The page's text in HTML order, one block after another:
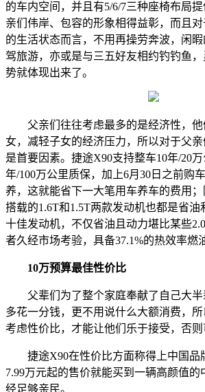
的车内空间，并且有5/6/7三种座椅布局
亲们伟岸、包容的形象相得益彰，而且
的生活状态而言，不用再操劳奔波，闲
驾旅游，亦或是与三五好友相约钓钓鱼
势就体现出来了。
父亲们往往考虑最多的是经济性，他
女，减轻子女的经济压力，所以对于父
是首要因素。捷途X90支持整车10年/20
年/100万公里质保，加上6月30日之前购
养，这就能省下一大笔用车养车的费用
搭载的1.6T和1.5T两款发动机也都是省
十佳发动机，不仅省油且动力堪比某些
者久经市场考验，具备37.1%的热效率燃
10万预算最佳性价比
父辈们为了整个家庭奉献了自己大半
多花一分钱，更不用说什么大额消费，
考虑性价比，才能让他们乐于接受，否则
捷途X90在性价比方面称得上中国品
7.99万元起的售价就能买到一辆高颜值
经足够亲民。